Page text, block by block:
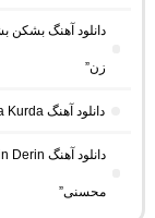
دانلود آهنگ بشکن
زن”
دانلود آهنگ Dawet a Kurda از Delal “هوش مصنوعی کرد ترند اینستا”
محسنی”